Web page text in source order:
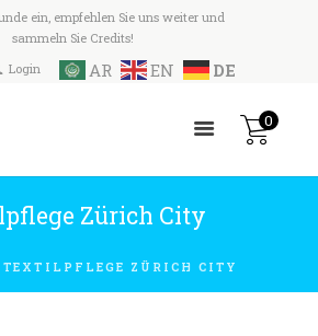
ein, empfehlen Sie uns weiter und
sammeln Sie Credits!
Login AR EN DE
0
Zürich City
TEXTILPFLEGE ZÜRICH CITY